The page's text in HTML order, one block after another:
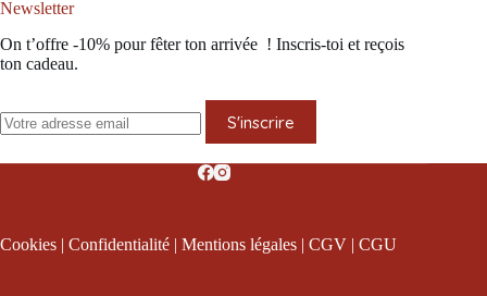
Newsletter
On t’offre -10% pour fêter ton arrivée ! Inscris-toi et reçois
ton cadeau.
S'inscrire
Cookies | Confidentialité | Mentions légales | CGV | CGU